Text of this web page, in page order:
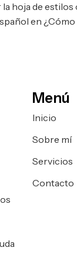
la hoja de
en
Menú
Inicio
Sobre mí
Servicios
Contacto